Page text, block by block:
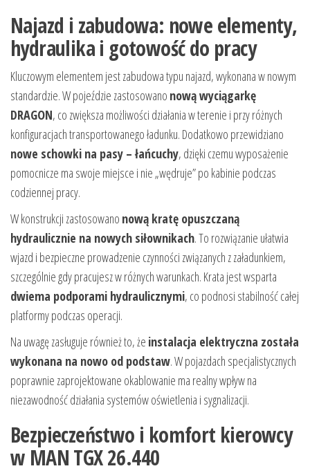
Najazd i zabudowa: nowe elementy,
hydraulika i gotowość do pracy
Kluczowym elementem jest zabudowa typu najazd, wykonana w nowym
standardzie. W pojeździe zastosowano nową wyciągarkę
DRAGON, co zwiększa możliwości działania w terenie i przy różnych
konfiguracjach transportowanego ładunku. Dodatkowo przewidziano
nowe schowki na pasy – łańcuchy, dzięki czemu wyposażenie
pomocnicze ma swoje miejsce i nie „wędruje” po kabinie podczas
codziennej pracy.
W konstrukcji zastosowano nową kratę opuszczaną
hydraulicznie na nowych siłownikach. To rozwiązanie ułatwia
wjazd i bezpieczne prowadzenie czynności związanych z załadunkiem,
szczególnie gdy pracujesz w różnych warunkach. Krata jest wsparta
dwiema podporami hydraulicznymi, co podnosi stabilność całej
platformy podczas operacji.
Na uwagę zasługuje również to, że instalacja elektryczna została
wykonana na nowo od podstaw. W pojazdach specjalistycznych
poprawnie zaprojektowane okablowanie ma realny wpływ na
niezawodność działania systemów oświetlenia i sygnalizacji.
Bezpieczeństwo i komfort kierowcy
w MAN TGX 26.440